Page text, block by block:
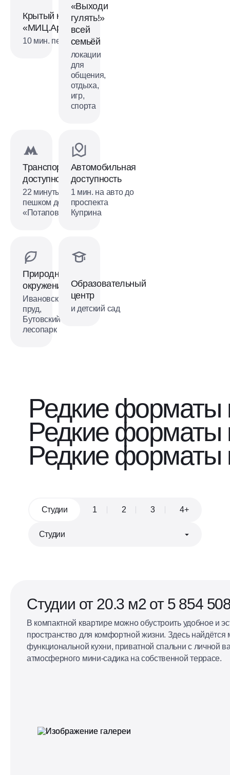
Крытый каток
«МИЦ.Арена»
10 мин. пешком
«Выходи
гулять!»
всей
семьёй
локации
для
общения,
отдыха,
игр,
спорта
Транспортная
доступность
22 минуты
пешком до м.
«Потапово»
Автомобильная
доступность
1 мин. на авто до
проспекта
Куприна
Природное
окружение
Ивановский
пруд,
Бутовский
лесопарк
Образовательный
центр
и детский сад
Редкие форматы
Редкие форматы
Редкие форматы
Студии 1 2 3 4+
Студии от 20.3 м2 от 5 854
В компактной квартире можно обустроить удобное и
пространство для комфортной жизни. Здесь найдётся
функциональной кухни, приватной спальни с личной
атмосферного мини-садика на собственной террасе.